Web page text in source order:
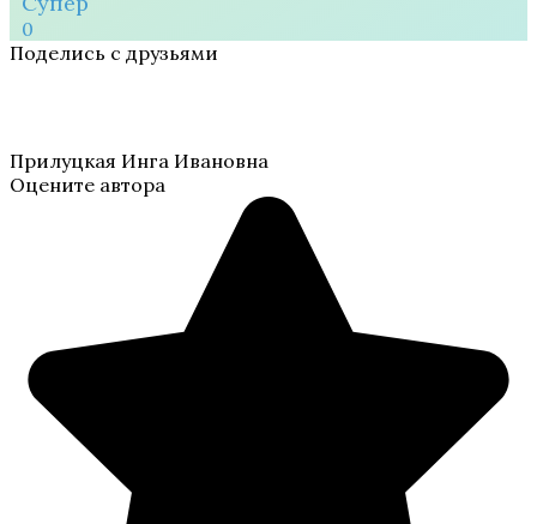
0
Поделись с друзьями
Прилуцкая Инга Ивановна
Оцените автора